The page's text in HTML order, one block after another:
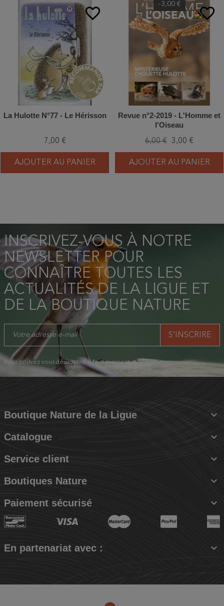
favorite_border
La Hulotte N°77 - Le Hérisson
7,00 €
AJOUTER AU PANIER
favorite_border
-3,00 €
Revue n°2-2019 - L'Homme et
l'Oiseau
6,00 € 3,00 €
AJOUTER AU PANIER
INSCRIVEZ-VOUS À NOTRE
NEWSLETTER POUR
CONNAÎTRE TOUTES LES
ACTUALITÉS DE LA LIGUE ET
DE LA BOUTIQUE NATURE
Vous pouvez vous désinscrire à tout moment.
Boutique Nature de la Ligue 
Catalogue 
Service client 
Boutiques Nature 
Paiement sécurisé 
En partenariat avec : 